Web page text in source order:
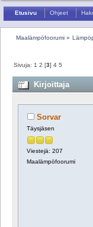
Etusivu Ohjeet
Maalämpöfoorumi»
Sivuja: 1 2 [3]4 5
Kirjoittaja
Sorvar
Täysjäsen
Viestejä: 207
Maalämpöfoorumi